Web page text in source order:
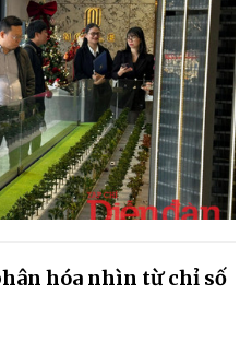
hóa nhìn từ chỉ số